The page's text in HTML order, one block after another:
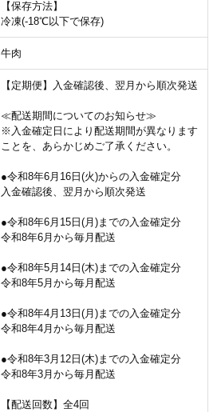
【保存方法】
冷凍(-18℃以下で保存)
牛肉
【定期便】入金確認後、翌月から順次発送
≪配送期間についてのお知らせ≫
※入金確定日により配送期間が異なります
ことを、あらかじめご了承ください。
●令和8年6月16日(火)からの入金確定分
入金確認後、翌月から順次発送
●令和8年6月15日(月)までの入金確定分
令和8年6月から毎月配送
●令和8年5月14日(木)までの入金確定分
令和8年5月から毎月配送
●令和8年4月13日(月)までの入金確定分
令和8年4月から毎月配送
●令和8年3月12日(木)までの入金確定分
令和8年3月から毎月配送
【配送回数】全4回